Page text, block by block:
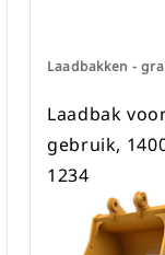
Laadbakken -
Laadbak
gebruik,
1234